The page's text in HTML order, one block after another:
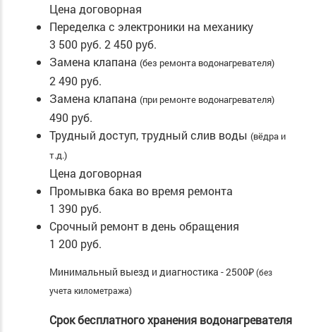
Цена договорная
Переделка с электроники на механику
3 500 руб. 2 450 руб.
Замена клапана (без ремонта водонагревателя)
2 490 руб.
Замена клапана (при ремонте водонагревателя)
490 руб.
Трудный доступ, трудный слив воды (вёдра и
т.д.)
Цена договорная
Промывка бака во время ремонта
1 390 руб.
Срочный ремонт в день обращения
1 200 руб.
Минимальный выезд и диагностика - 2500₽ (без
учета километража)
Срок бесплатного хранения водонагревателя